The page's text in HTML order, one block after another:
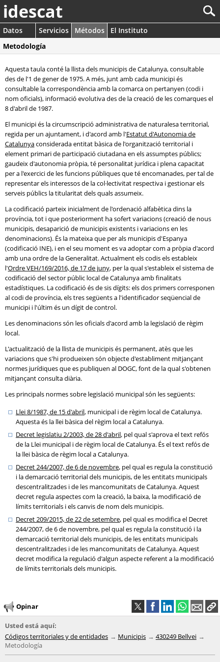
idescat
Datos Servicios Métodos
El Instituto
Metodología
Aquesta taula conté la llista dels municipis de Catalunya, consultable
des de l'1 de gener de 1975. A més, junt amb cada municipi és
consultable la correspondència amb la comarca on pertanyen (codi i
nom oficials), informació evolutiva des de la creació de les comarques el
8 d'abril de 1987.
El municipi és la circumscripció administrativa de naturalesa territorial,
regida per un ajuntament, i d'acord amb l'Estatut d'Autonomia de
Catalunyaconsiderada entitat bàsica de l'organització territorial i
element primari de participació ciutadana en els assumptes públics;
gaudeix d'autonomia pròpia, té personalitat jurídica i plena capacitat
per a l'exercici de les funcions públiques que té encomanades, per tal de
representar els interessos de la col·lectivitat respectiva i gestionar els
serveis públics la titularitat dels quals assumeix.
La codificació parteix inicialment de l'ordenació alfabètica dins la
província, tot i que posteriorment ha sofert variacions (creació de nous
municipis, desaparició de municipis existents i variacions en les
denominacions). És la mateixa que per als municipis d'Espanya
(codificació INE), i en el seu moment es va adoptar com a pròpia d'acord
amb una ordre de la Generalitat. Actualment els codis els estableix
l'Ordre VEH/169/2016, de 17 de juny, per la qual s'estableix el sistema de
codificació del sector públic local de Catalunya amb finalitats
estadístiques. La codificació és de sis dígits: els dos primers corresponen
al codi de província, els tres següents a l'identificador seqüencial de
municipi i l'últim és un dígit de control.
Les denominacions són les oficials d'acord amb la legislació de règim
local.
L'actualització de la llista de municipis és permanent, atès que les
variacions que s'hi produeixen són objecte d'establiment mitjançant
normes jurídiques que es publiquen al DOGC, font de la qual s'obtenen
mitjançant consulta diària.
Les principals normes sobre legislació municipal són les següents:
Llei 8/1987, de 15 d'abril, municipal i de règim local de Catalunya.
Aquesta és la llei bàsica del règim local a Catalunya.
Decret legislatiu 2/2003, de 28 d'abril, pel qual s'aprova el text refós
de la Llei municipal i de règim local de Catalunya. És el text refós de
la llei bàsica de règim local a Catalunya.
Decret 244/2007, de 6 de novembre, pel qual es regula la constitució
i la demarcació territorial dels municipis, de les entitats municipals
descentralitzades i de les mancomunitats de Catalunya. Aquest
decret regula aspectes com la creació, la baixa, la modificació de
límits territorials i els canvis de nom dels municipis.
Decret 209/2015, de 22 de setembre, pel qual es modifica el Decret
244/2007, de 6 de novembre, pel qual es regula la constitució i la
demarcació territorial dels municipis, de les entitats municipals
descentralitzades i de les mancomunitats de Catalunya. Aquest
decret modifica la regulació d'algun aspecte referent a la modificació
de límits territorials dels municipis.
Opinar
Usted está aquí:
Códigos territoriales y de entidades
Municipis
430249 Bellvei
Metodología